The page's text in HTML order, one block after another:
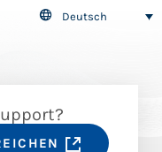
Deutsch